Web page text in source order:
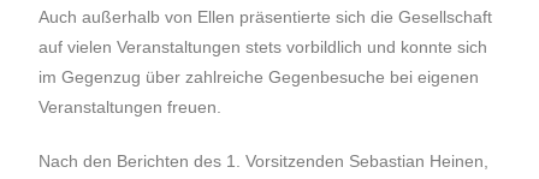
Auch außerhalb von Ellen präsentierte sich die Gesellschaft
auf vielen Veranstaltungen stets vorbildlich und konnte sich
im Gegenzug über zahlreiche Gegenbesuche bei eigenen
Veranstaltungen freuen.
Nach den Berichten des 1. Vorsitzenden Sebastian Heinen,